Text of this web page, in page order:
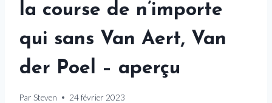
la course de n’importe
qui sans Van Aert, Van
der Poel – aperçu
Par Steven 24 février 2023